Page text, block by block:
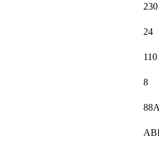
230
24
110
8
88A